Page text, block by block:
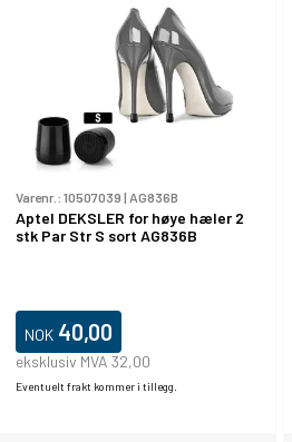
Varenr.: 10507039 | AG836B
Aptel DEKSLER for høye hæler 2
stk Par Str S sort AG836B
NOK 40,00
eksklusiv MVA 32,00
Eventuelt frakt kommer i tillegg.